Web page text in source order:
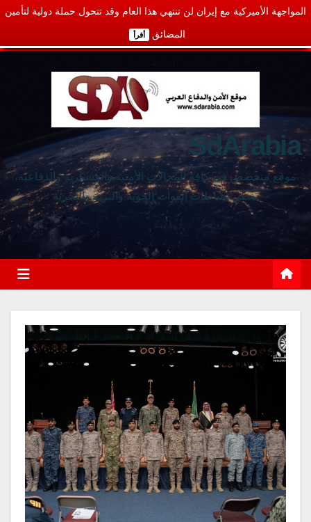
المواجهة الأميركية مع إيران لن تنتهي هذا العام وقد تتحول حملة دولية لتأمين
المضائق أقرأ
SdArabia
موقع متخصص في كافة المجالات الأمنية والعسكرية والدفاعية،
يغطي نشاطات القوات الجوية والبرية والبحرية